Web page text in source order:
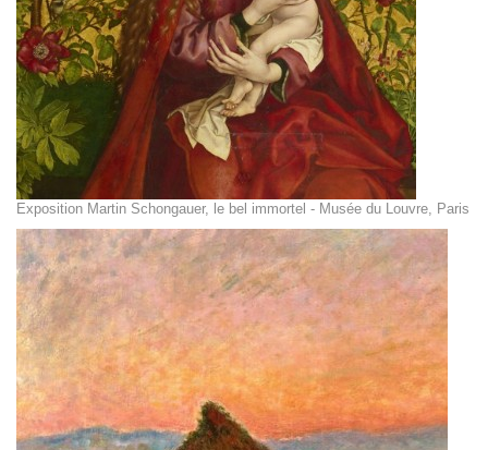
Exposition Martin Schongauer, le bel immortel - Musée du Louvre, Paris